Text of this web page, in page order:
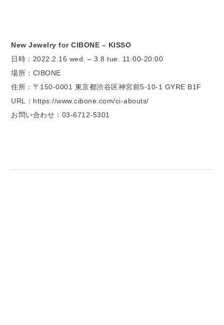
New Jewelry for CIBONE – KISSO
日時：2022.2.16 wed. – 3.8 tue. 11:00-20:00
場所：CIBONE
住所：〒150-0001 東京都渋谷区神宮前5-10-1 GYRE B1F
URL：https://www.cibone.com/ci-abouts/
お問い合わせ：03-6712-5301